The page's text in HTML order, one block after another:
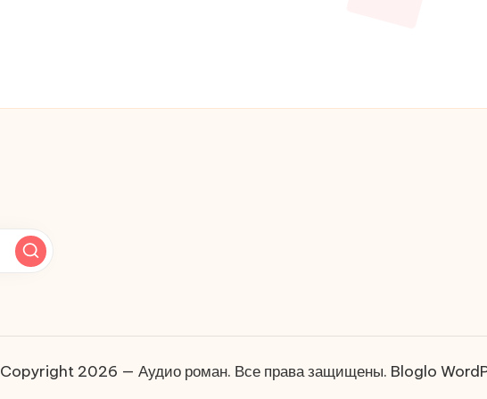
Copyright 2026 — Аудио роман. Все права защищены. Bloglo